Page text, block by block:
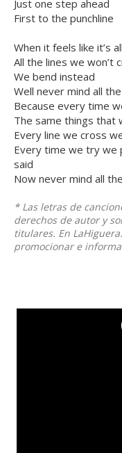
Just one step ahead
First to the punchline
When it feels like it’s
All the lines we won’t
We bend instead
Well never mind all
Because every time
The same things that
Every line we cross
Every time we try we
said
Now never mind all
* Las letras de
derechos de autor y
titulares. En
promocionar e